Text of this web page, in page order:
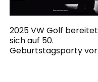
2025 VW Golf bereitet
sich auf 50.
Geburtstagsparty vor